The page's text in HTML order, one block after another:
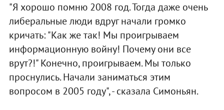
"Я хорошо помню 2008 год. Тогда даже очень
либеральные люди вдруг начали громко
кричать: "Как же так! Мы проигрываем
информационную войну! Почему они все
врут?!" Конечно, проигрываем. Мы только
проснулись. Начали заниматься этим
вопросом в 2005 году", - сказала Симоньян.